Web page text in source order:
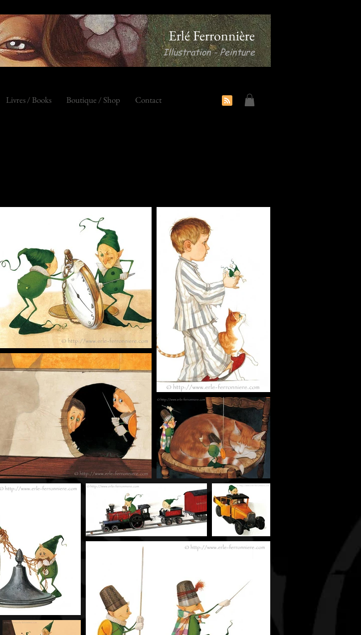
Erlé Ferronnière
Illustration - Peinture
Livres / Books Boutique / Shop Contact